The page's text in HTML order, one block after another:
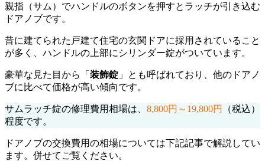
親指（サム）でハンドルのボタンを押すとラッチが引き込む
ドアノブです。
昔に建てられた戸建て住宅の玄関ドアに採用されていること
が多く、ハンドルの上部にシリンダー錠がついています。
豪華な見た目から「 装飾錠 」とも呼ばれており、他のドアノ
ブに比べて価格が高い傾向です。
サムラッチ錠の修理費用相場は、 8,800円～19,800円
（税込）
程度です。
ドアノブの交換費用の相場については下記記事で解説してい
ます。併せてご覧ください。